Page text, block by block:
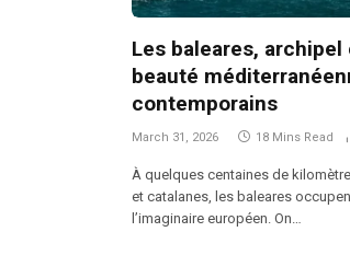
Les baleares,
beauté
contemporains
March 31, 2026 18 Mins Read
À quelques centaines de
et catalanes, les baleares
l’imaginaire européen. On…